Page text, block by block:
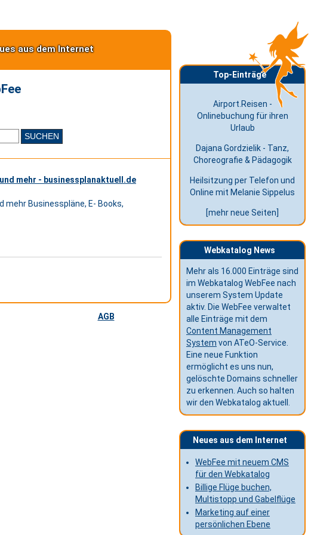
aus dem Internet
mehr - businessplanaktuell.de
Businesspläne, E- Books,
AGB
Top-Einträge
Airport.Reisen -
Onlinebuchung für ihren
Urlaub
Dajana Gordzielik - Tanz,
Choreografie & Pädagogik
Heilsitzung per Telefon und
Online mit Melanie Sippelus
[mehr neue Seiten]
Webkatalog News
Mehr als 16.000 Einträge sind
im Webkatalog WebFee nach
unserem System Update
aktiv. Die WebFee verwaltet
alle Einträge mit dem
Content Management
System von ATeO-Service.
Eine neue Funktion
ermöglicht es uns nun,
gelöschte Domains schneller
zu erkennen. Auch so halten
wir den Webkatalog aktuell.
Neues aus dem Internet
WebFee mit neuem CMS
für den Webkatalog
Billige Flüge buchen,
Multistopp und Gabelflüge
Marketing auf einer
persönlichen Ebene